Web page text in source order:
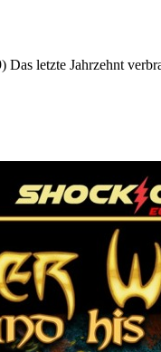
Das letzte Jahrzehnt